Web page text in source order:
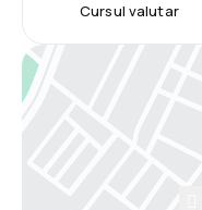
Cursul valutar